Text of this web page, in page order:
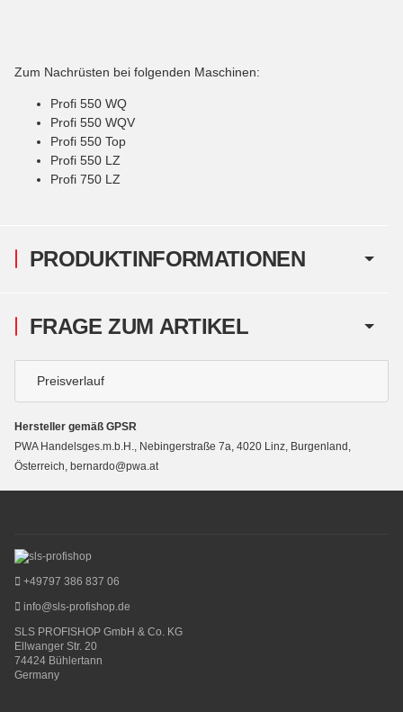
PRODUKTINFORMATIONEN
Zum Nachrüsten bei folgenden Maschinen:
Profi 550 WQ
Profi 550 WQV
Profi 550 Top
Profi 550 LZ
Profi 750 LZ
FRAGE ZUM ARTIKEL
Preisverlauf
Hersteller gemäß GPSR
PWA Handelsges.m.b.H., Nebingerstraße 7a, 4020 Linz, Burgenland,
Österreich, bernardo@pwa.at
+49797 386 837 06
info@sls-profishop.de
SLS PROFISHOP GmbH & Co. KG
Ellwanger Str. 20
74424 Bühlertann
Germany